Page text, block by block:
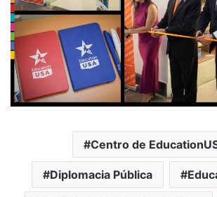
Centro de
Diplomacia Pública